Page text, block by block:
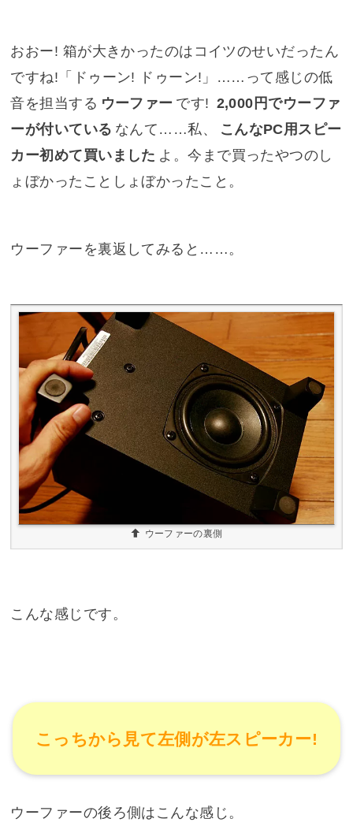
おおー! 箱が大きかったのはコイツのせいだったん
ですね!「ドゥーン! ドゥーン!」……って感じの低
音を担当する ウーファー です! 2,000円でウーファ
ーが付いている なんて……私、
こんなPC用スピー
カー初めて買いました よ。今まで買ったやつのし
ょぼかったことしょぼかったこと。
ウーファーを裏返してみると……。
ウーファーの裏側
こんな感じです。
こっちから見て左側が左スピーカー!
ウーファーの後ろ側はこんな感じ。